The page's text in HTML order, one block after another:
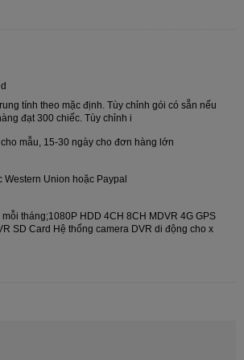
tính theo mặc định. Tùy chỉnh gói có sẵn nếu
đạt 300 chiếc. Tùy chỉnh i
mẫu, 15-30 ngày cho đơn hàng lớn
Western Union hoặc Paypal
tháng;1080P HDD 4CH 8CH MDVR 4G GPS
SD Card Hệ thống camera DVR di động cho x